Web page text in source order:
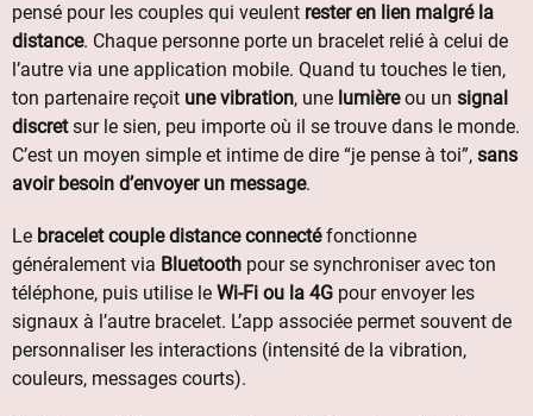
pensé pour les couples qui veulent rester en lien malgré la
distance. Chaque personne porte un bracelet relié à celui de
l’autre via une application mobile. Quand tu touches le tien,
ton partenaire reçoit une vibration, une lumièreou un signal
discretsur le sien, peu importe où il se trouve dans le monde.
C’est un moyen simple et intime de dire “je pense à toi”, sans
avoir besoin d’envoyer un message.
Le bracelet couple distance connectéfonctionne
généralement via Bluetooth pour se synchroniser avec ton
téléphone, puis utilise le Wi-Fi ou la 4G pour envoyer les
signaux à l’autre bracelet. L’app associée permet souvent de
personnaliser les interactions (intensité de la vibration,
couleurs, messages courts).